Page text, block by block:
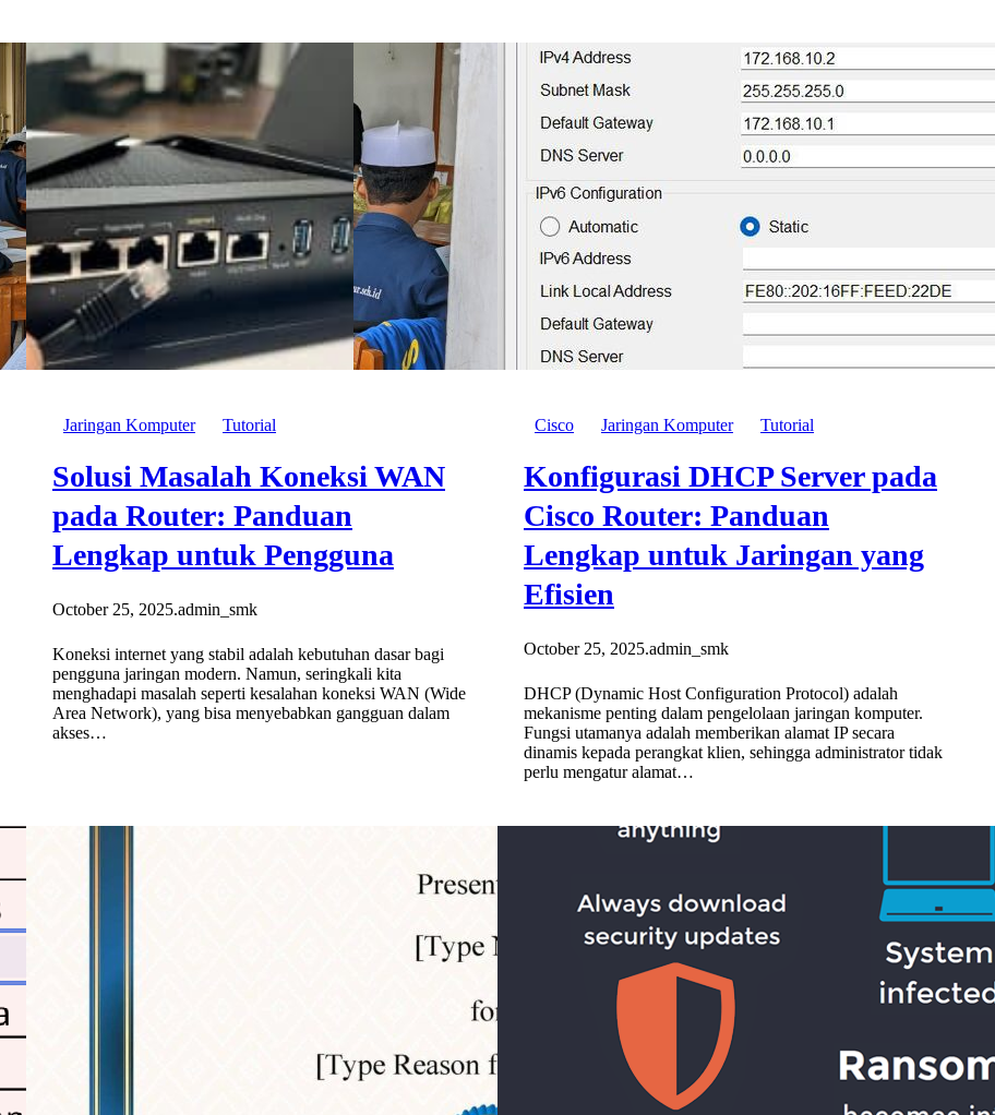
Jaringan Komputer Tutorial
Solusi Masalah Koneksi WAN
pada Router: Panduan
Lengkap untuk Pengguna
October 25, 2025.admin_smk
Koneksi internet yang stabil adalah kebutuhan dasar bagi
pengguna jaringan modern. Namun, seringkali kita
menghadapi masalah seperti kesalahan koneksi WAN (Wide
Area Network), yang bisa menyebabkan gangguan dalam
akses…
Cisco Jaringan Komputer Tutorial
Konfigurasi DHCP Server pada
Cisco Router: Panduan
Lengkap untuk Jaringan yang
Efisien
October 25, 2025.admin_smk
DHCP (Dynamic Host Configuration Protocol) adalah
mekanisme penting dalam pengelolaan jaringan komputer.
Fungsi utamanya adalah memberikan alamat IP secara
dinamis kepada perangkat klien, sehingga administrator tidak
perlu mengatur alamat…